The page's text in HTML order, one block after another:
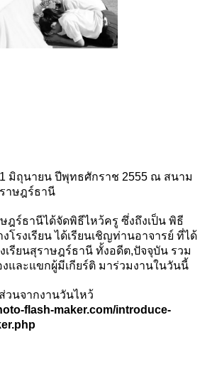
มิถุนายน ปีพุทธศักราช 2555 ณ สนาม
าษฎร์ธานี
ษฎร์ธานีได้จัดพิธีไหว้ครู ซึ่งถึงเป็น พิธี
โรงเรียน ได้เรียนเชิญท่านอาจารย์ ที่ได้
เรียนสุราษฎร์ธานี ทั้งอดีต,ปัจจุบัน รวม
และแขกผู้มีเกียร์ติ มาร่วมงานในวันนี้
วนจากงานวันไหว้
flash-maker.com/introduce-